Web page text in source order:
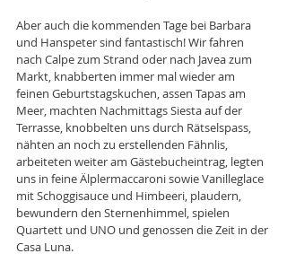
Aber auch die kommenden Tage bei Barbara
und Hanspeter sind fantastisch! Wir fahren
nach Calpe zum Strand oder nach Javea zum
Markt, knabberten immer mal wieder am
feinen Geburtstagskuchen, assen Tapas am
Meer, machten Nachmittags Siesta auf der
Terrasse, knobbelten uns durch Rätselspass,
nähten an noch zu erstellenden Fähnlis,
arbeiteten weiter am Gästebucheintrag, legten
uns in feine Älplermaccaroni sowie Vanilleglace
mit Schoggisauce und Himbeeri, plaudern,
bewundern den Sternenhimmel, spielen
Quartett und UNO und genossen die Zeit in der
Casa Luna.